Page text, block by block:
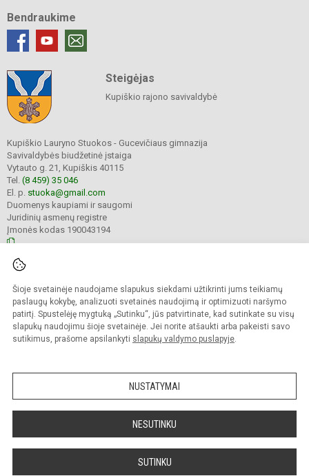
Šioje svetainėje naudojame slapukus siekdami užtikrinti jums teikiamų
paslaugų kokybę, analizuoti svetainės naudojimą ir optimizuoti naršymo
patirtį. Spustelėję mygtuką „Sutinku“, jūs patvirtinate, kad sutinkate su visų
slapukų naudojimu šioje svetainėje. Jei norite atšaukti arba pakeisti savo
sutikimus, prašome apsilankyti slapukų valdymo puslapyje.
NUSTATYMAI
NESUTINKU
SUTINKU
Bendraukime
Steigėjas
Kupiškio rajono savivaldybė
Kupiškio Lauryno Stuokos - Gucevičiaus gimnazija
Savivaldybės biudžetinė įstaiga
Vytauto g. 21, Kupiškis 40115
Tel. (8 459) 35 046
El. p. stuoka@gmail.com
Duomenys kaupiami ir saugomi
Juridinių asmenų registre
Įmonės kodas 190043194
saugomos.
Kopijuoti turinį be raštiško gimnazijos sutikimo griežtai draudžiama.
Prieinamumo paraiška Slapukų politika
Sumanus būdas atnaujinti